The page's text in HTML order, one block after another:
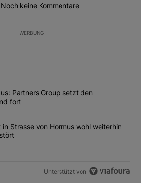
Noch keine Kommentare
WERBUNG
Liste der am meisten kommentierten
Titel "Aktie im Fokus: Partners Group
Partners Group setzt den
fort
Titel "Schifffahrt in Strasse von
Strasse von Hormus wohl weiterhin
Unterstützt von